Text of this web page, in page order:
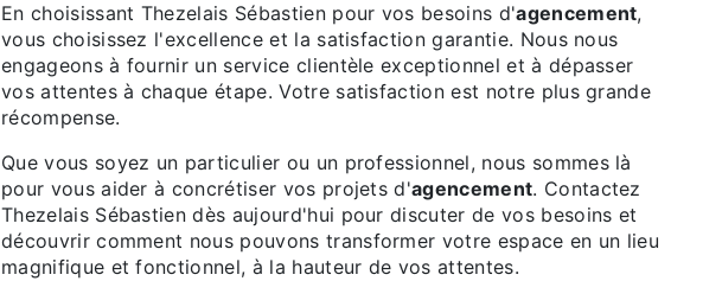
En choisissant Thezelais Sébastien pour vos besoins d'agencement,
vous choisissez l'excellence et la satisfaction garantie. Nous nous
engageons à fournir un service clientèle exceptionnel et à dépasser
vos attentes à chaque étape. Votre satisfaction est notre plus grande
récompense.
Que vous soyez un particulier ou un professionnel, nous sommes là
pour vous aider à concrétiser vos projets d'agencement. Contactez
Thezelais Sébastien dès aujourd'hui pour discuter de vos besoins et
découvrir comment nous pouvons transformer votre espace en un lieu
magnifique et fonctionnel, à la hauteur de vos attentes.